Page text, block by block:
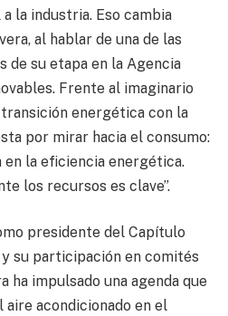
la industria. Eso cambia
al hablar de una de las
de su etapa en la Agencia
Frente al imaginario
energética con la
por mirar hacia el consumo:
en la eficiencia energética.
los recursos es clave”.
presidente del Capítulo
su participación en comités
ha impulsado una agenda que
acondicionado en el